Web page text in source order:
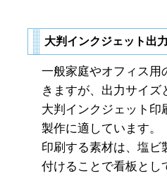
大判インクジェット出
一般家庭やオフィス用
きますが、出力サイ
大判インクジェット印
製作に適しています。
印刷する素材は、塩ビ
付けることで看板とし